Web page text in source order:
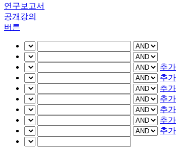
연구보고서
공개강의
버튼
추가
추가
추가
추가
추가
추가
추가